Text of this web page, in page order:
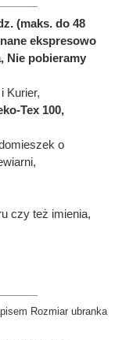
(maks. do 48
ekspresowo
Nie pobieramy
Kurier,
Tex 100,
o
czy też imienia,
Rozmiar ubranka